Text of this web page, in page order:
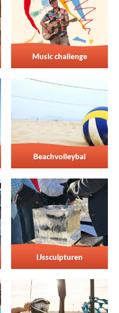
Music challenge
Beachvolleybal
IJssculpturen